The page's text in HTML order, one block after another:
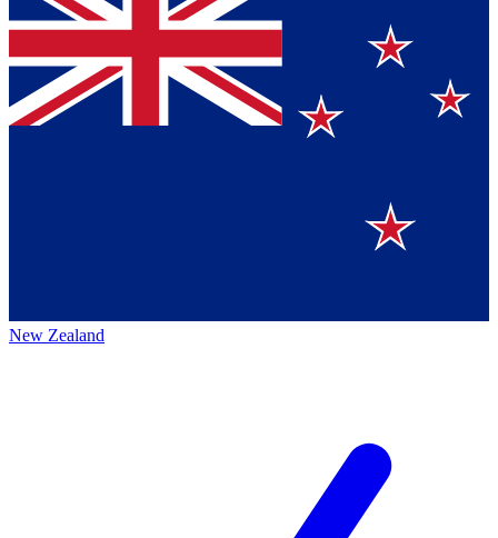
New Zealand